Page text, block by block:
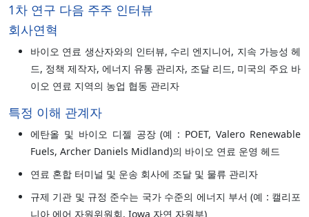
1차 연구 다음 주주 인터뷰
회사연혁
바이오 연료 생산자와의 인터뷰, 수리 엔지니어, 지속 가능성 헤
드, 정책 제작자, 에너지 유통 관리자, 조달 리드, 미국의 주요 바
이오 연료 지역의 농업 협동 관리자
특정 이해 관계자
에탄올 및 바이오 디젤 공장 (예 : POET, Valero Renewable
Fuels, Archer Daniels Midland)의 바이오 연료 운영 헤드
연료 혼합 터미널 및 운송 회사에 조달 및 물류 관리자
규제 기관 및 규정 준수는 국가 수준의 에너지 부서 (예 : 캘리포
니아 에어 자원위원회, Iowa 자연 자원부)